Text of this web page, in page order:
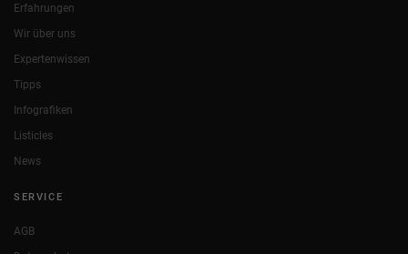
Erfahrungen
Wir über uns
Expertenwissen
Tipps
Infografiken
Listicles
News
SERVICE
AGB